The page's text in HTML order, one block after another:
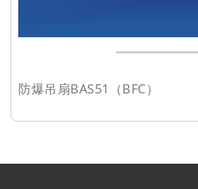
防爆吊扇BAS51（BFC）